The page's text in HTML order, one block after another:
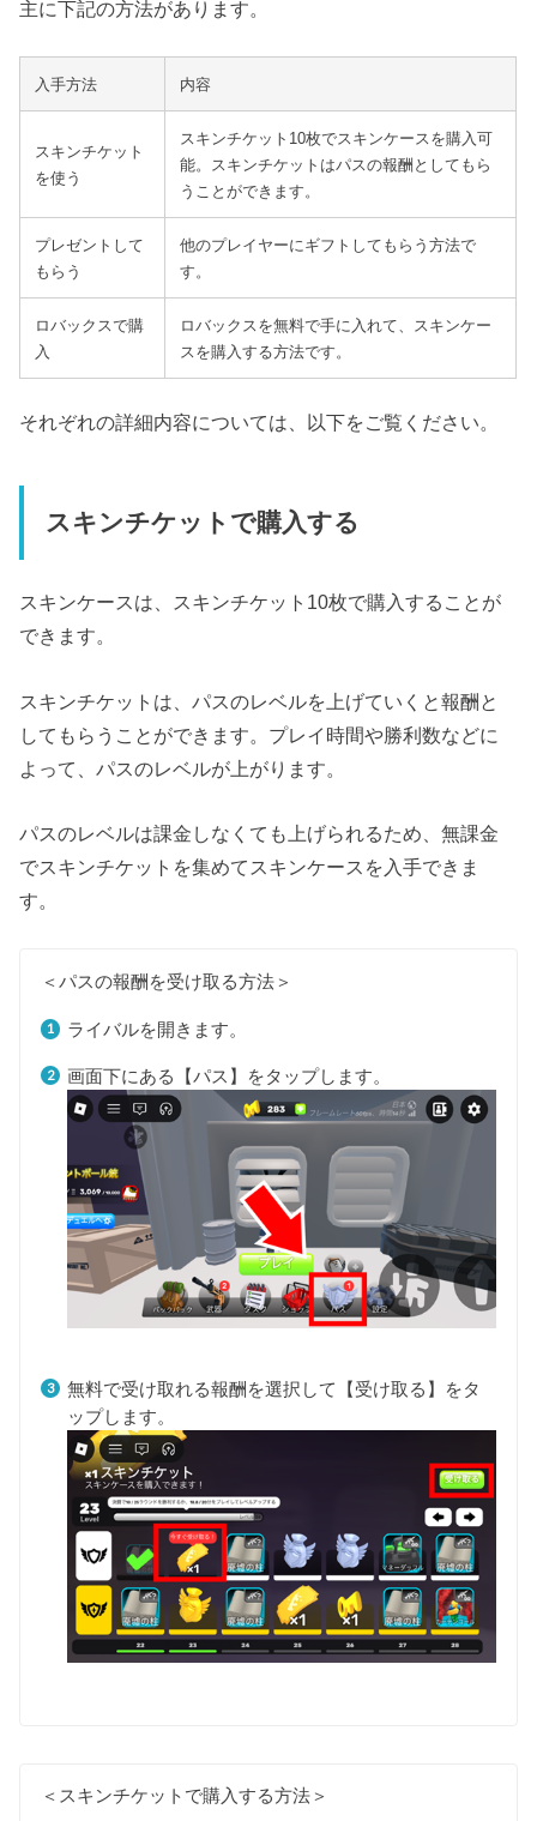
主に下記の方法があります。
入手方法 内容
スキンチケット
を使う
スキンチケット10枚でスキンケースを購入可
能。スキンチケットはパスの報酬としてもら
うことができます。
プレゼントして
もらう
他のプレイヤーにギフトしてもらう方法で
す。
ロバックスで購
入
ロバックスを無料で手に入れて、スキンケー
スを購入する方法です。
それぞれの詳細内容については、以下をご覧ください。
スキンチケットで購入する
スキンケースは、スキンチケット10枚で購入することが
できます。
スキンチケットは、パスのレベルを上げていくと報酬と
してもらうことができます。プレイ時間や勝利数などに
よって、パスのレベルが上がります。
パスのレベルは課金しなくても上げられるため、無課金
でスキンチケットを集めてスキンケースを入手できま
す。
＜パスの報酬を受け取る方法＞
ライバルを開きます。
画面下にある【パス】をタップします。
無料で受け取れる報酬を選択して【受け取る】をタ
ップします。
＜スキンチケットで購入する方法＞